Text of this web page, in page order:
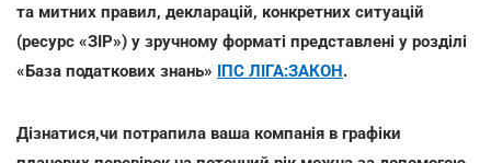
та митних правил, декларацій, конкретних ситуацій
(ресурс «ЗІР») у зручному форматі представлені у розділі
«База податкових знань» ІПС ЛІГА:ЗАКОН.
Дізнатися,чи потрапила ваша компанія в графіки